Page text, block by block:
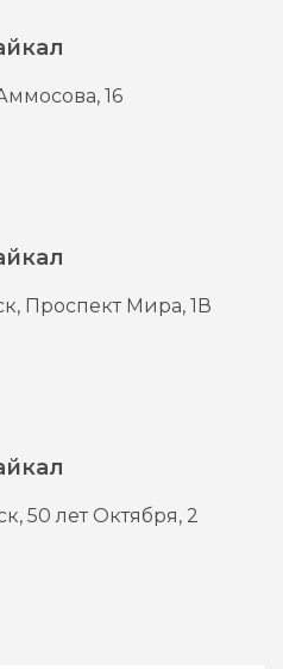
16
Проспект Мира, 1В
50 лет Октября, 2